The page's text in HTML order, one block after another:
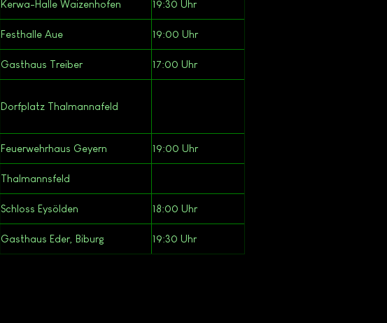
Kerwa-Halle Waizenhofen 19:30 Uhr
Festhalle Aue 19:00 Uhr
Gasthaus Treiber 17:00 Uhr
Dorfplatz Thalmannafeld
Feuerwehrhaus Geyern 19:00 Uhr
Thalmannsfeld
Schloss Eysölden 18:00 Uhr
Gasthaus Eder, Biburg 19:30 Uhr